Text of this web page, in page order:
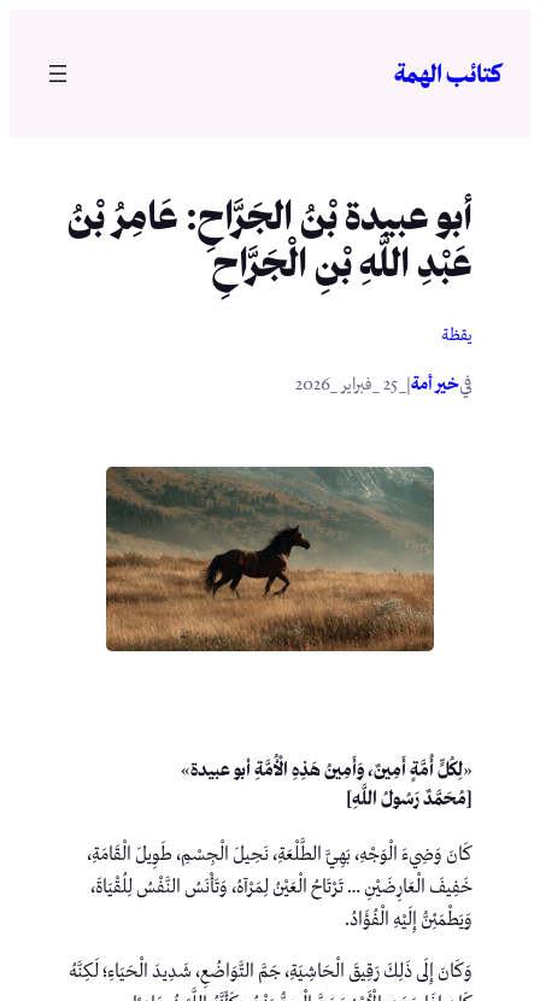
المحتوى
كتائب الهمة
أبو عبيدة بْنُ الجَرَّاحِ: عَامِرُ بْنُ
عَبْدِ اللَّهِ بْنِ الْجَرَّاحِ
يقظة
فيخير أمة
«لِكُلٍّ أُمَّةٍ أَمِينٌ، وَأَمِينُ هَذِهِ الْأُمَّةِ أبو عبيدة»
[مُحَمَّدٌ رَسُولُ اللَّهِ]
كَانَ وَضِيءَ الْوَجْهِ، بَهِيَّ الطَّلْعَةِ، نَحِيلَ الْجِسْمِ، طَوِيلَ الْقَامَةِ،
خَفِيفَ الْعَارِضَيْنِ … تَرْتَاحُ الْعَيْنُ لِمَرْآهُ، وَتَأْنَسُ النَّفْسُ لِلُقْيَاةَ،
وَيَطْمَئِنُّ إِلَيْهِ الْفُؤَادُ.
وَكَانَ إِلَى ذَلِكَ رَقِيقَ الْحَاشِيَةِ، جَمَّ التَّوَاضُعِ، شَدِيدَ الْحَيَاءِ؛ لَكِنَّهُ